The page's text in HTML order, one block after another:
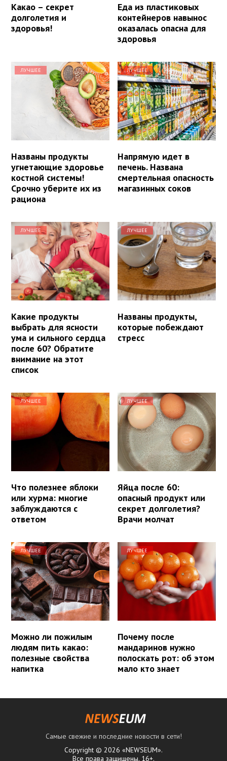
Какао – секрет
долголетия и
здоровья!
Еда из пластиковых
контейнеров навынос
оказалась опасна для
здоровья
ЛУЧШЕЕ
Названы продукты
угнетающие здоровье
костной системы!
Срочно уберите их из
рациона
ЛУЧШЕЕ
Напрямую идет в
печень. Названа
смертельная опасность
магазинных соков
ЛУЧШЕЕ
Какие продукты
выбрать для ясности
ума и сильного сердца
после 60? Обратите
внимание на этот
список
ЛУЧШЕЕ
Названы продукты,
которые побеждают
стресс
ЛУЧШЕЕ
Что полезнее яблоки
или хурма: многие
заблуждаются с
ответом
ЛУЧШЕЕ
Яйца после 60:
опасный продукт или
секрет долголетия?
Врачи молчат
ЛУЧШЕЕ
Можно ли пожилым
людям пить какао:
полезные свойства
напитка
ЛУЧШЕЕ
Почему после
мандаринов нужно
полоскать рот: об этом
мало кто знает
Самые свежие и последние новости в сети!
Copyright © 2026 «NEWSEUM».
Все права защищены. 16+.